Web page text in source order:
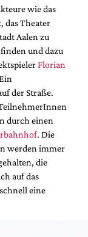
wie das
das Theater
Aalen zu
und dazu
Florian
der Straße.
durch einen
. Die
werden immer
die
auf das
eine